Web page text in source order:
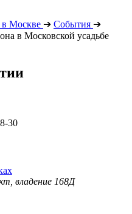
Москве ➔ События ➔
в Московской усадьбе
30
владение 168Д